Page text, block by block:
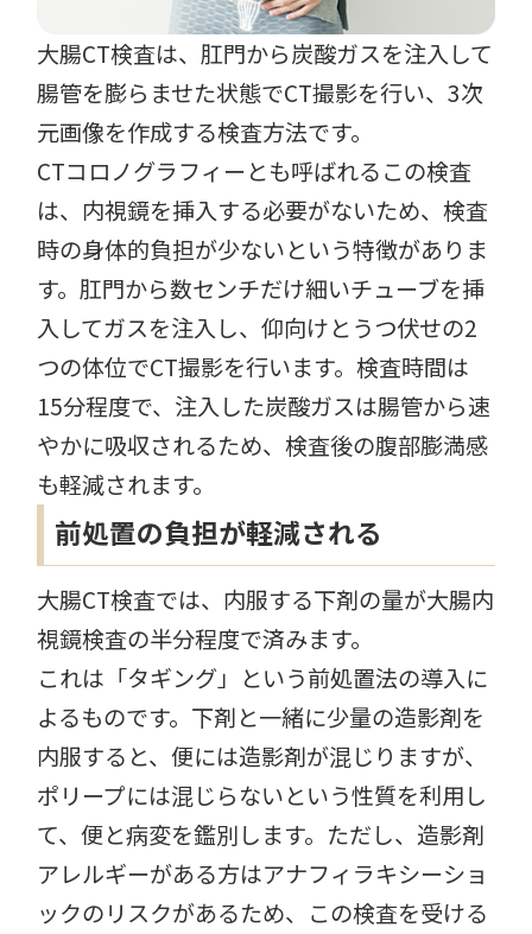
大腸CT検査は、肛門から炭酸ガスを注入して
腸管を膨らませた状態でCT撮影を行い、3次
元画像を作成する検査方法です。
CTコロノグラフィーとも呼ばれるこの検査
は、内視鏡を挿入する必要がないため、検査
時の身体的負担が少ないという特徴がありま
す。肛門から数センチだけ細いチューブを挿
入してガスを注入し、仰向けとうつ伏せの2
つの体位でCT撮影を行います。検査時間は
15分程度で、注入した炭酸ガスは腸管から速
やかに吸収されるため、検査後の腹部膨満感
も軽減されます。
前処置の負担が軽減される
大腸CT検査では、内服する下剤の量が大腸内
視鏡検査の半分程度で済みます。
これは「タギング」という前処置法の導入に
よるものです。下剤と一緒に少量の造影剤を
内服すると、便には造影剤が混じりますが、
ポリープには混じらないという性質を利用し
て、便と病変を鑑別します。ただし、造影剤
アレルギーがある方はアナフィラキシーショ
ックのリスクがあるため、この検査を受ける